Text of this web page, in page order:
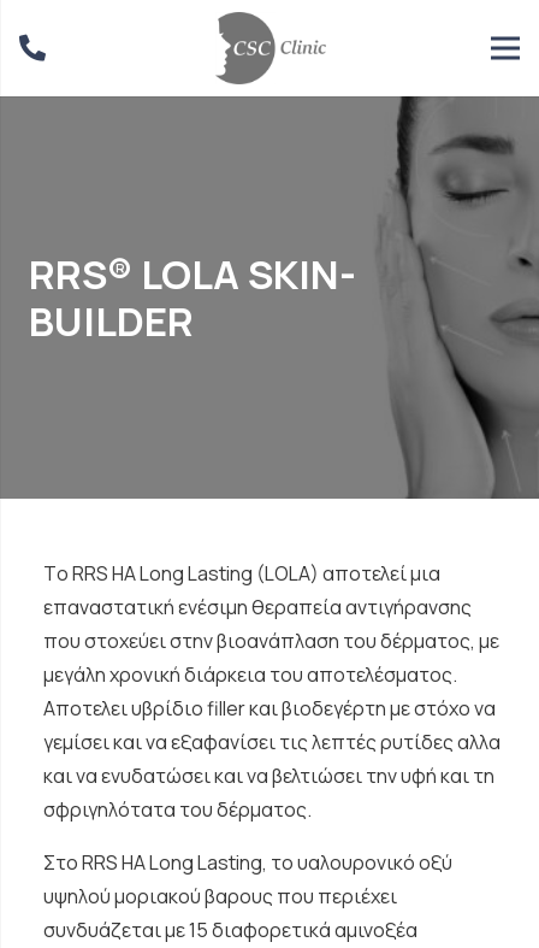
RRS® LOLA SKIN-
BUILDER
Tο RRS HA Long Lasting (LOLA) αποτελεί μια
επαναστατική ενέσιμη θεραπεία αντιγήρανσης
που στοχεύει στην βιοανάπλαση του δέρματος, με
μεγάλη χρονική διάρκεια του αποτελέσματος.
Αποτελει υβρίδιο filler και βιοδεγέρτη με στόχο να
γεμίσει και να εξαφανίσει τις λεπτές ρυτίδες αλλα
και να ενυδατώσει και να βελτιώσει την υφή και τη
σφριγηλότατα του δέρματος.
Στο RRS HA Long Lasting, το υαλουρονικό οξύ
υψηλού μοριακού βαρους που περιέχει
συνδυάζεται με 15 διαφορετικά αμινοξέα